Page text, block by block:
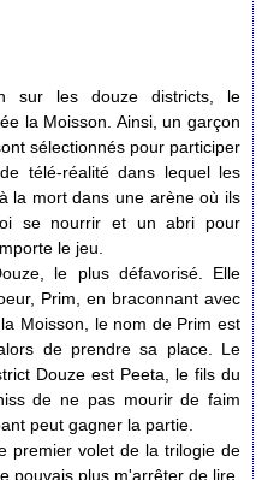
sur les douze districts, le
la Moisson. Ainsi, un garçon
sélectionnés pour participer
télé-réalité dans lequel les
la mort dans une arène où ils
se nourrir et un abri pour
le jeu.
le plus défavorisé. Elle
Prim, en braconnant avec
Moisson, le nom de Prim est
de prendre sa place. Le
Douze est Peeta, le fils du
de ne pas mourir de faim
peut gagner la partie.
premier volet de la trilogie de
pouvais plus m'arrêter de lire.